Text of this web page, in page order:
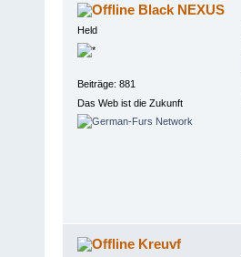
Black NEXUS
Held
Beiträge: 881
Das Web ist die Zukunft
Kreuvf